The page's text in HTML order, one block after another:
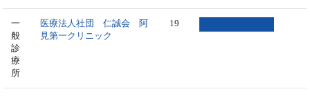
一
般
診
療
所
医療法人社団 仁誠会 阿
見第一クリニック
19